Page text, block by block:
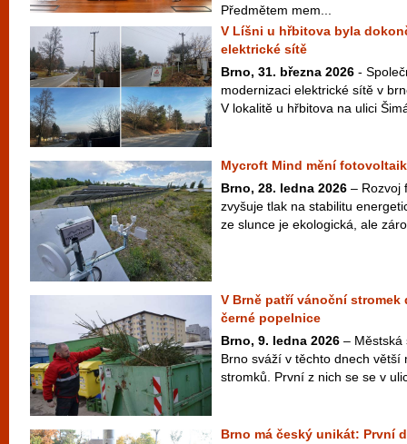
Předmětem mem...
V Líšni u hřbitova byla
elektrické sítě
Brno, 31. března 2026 -
modernizaci elektrické sítě v
V lokalitě u hřbitova na ulici
Mycroft Mind mění
Brno, 28. ledna 2026 – Rozvoj
zvyšuje tlak na stabilitu
ze slunce je ekologická, ale
V Brně patří vánoční
černé popelnice
Brno, 9. ledna 2026 – Městská
Brno sváží v těchto dnech větší
stromků. První z nich se se v
Brno má český unikát: První